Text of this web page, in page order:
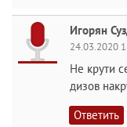
Игорян
24.03.2020
Не крути
дизов
Ответить